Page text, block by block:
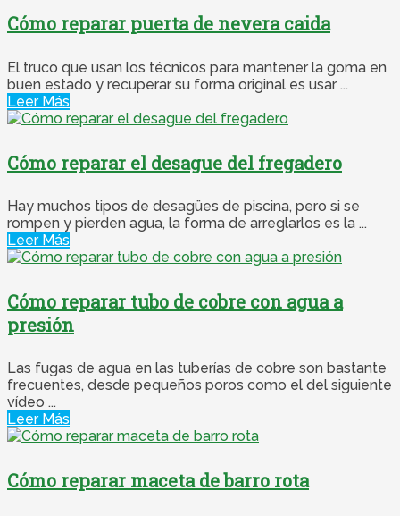
Cómo reparar puerta de nevera caida
El truco que usan los técnicos para mantener la goma en
buen estado y recuperar su forma original es usar ...
Leer Más
Cómo reparar el desague del fregadero
Hay muchos tipos de desagües de piscina, pero si se
rompen y pierden agua, la forma de arreglarlos es la ...
Leer Más
Cómo reparar tubo de cobre con agua a
presión
Las fugas de agua en las tuberías de cobre son bastante
frecuentes, desde pequeños poros como el del siguiente
vídeo ...
Leer Más
Cómo reparar maceta de barro rota